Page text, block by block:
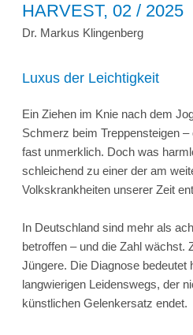
HARVEST, 02 / 2025
Dr. Markus Klingenberg
Luxus der Leichtigkeit
Ein Ziehen im Knie nach dem
Schmerz beim Treppensteigen
fast unmerklich. Doch was
schleichend zu einer der am
Volkskrankheiten unserer Zeit
In Deutschland sind mehr als
betroffen – und die Zahl wächst.
Jüngere. Die Diagnose bedeutet
langwierigen Leidenswegs, der
künstlichen Gelenkersatz endet.